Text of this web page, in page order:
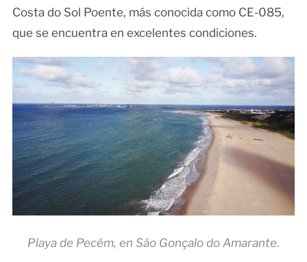
Costa do Sol Poente, más conocida como CE-085,
que se encuentra en excelentes condiciones.
Playa de Pecém, en São Gonçalo do Amarante.